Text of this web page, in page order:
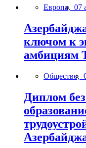
Европа, 07
ключом к
амбициям
Общество,
Диплом